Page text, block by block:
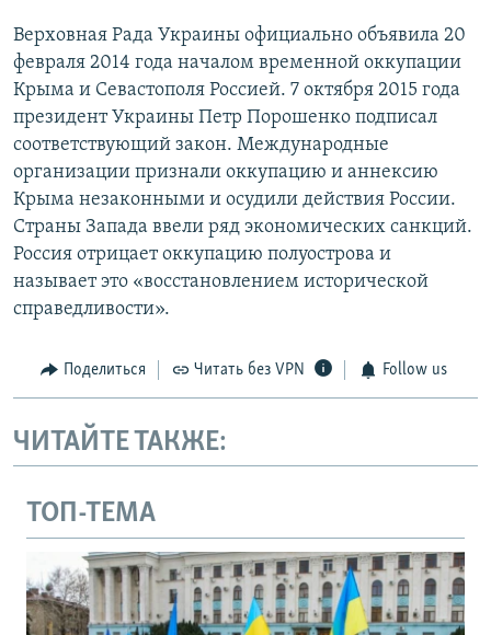
Верховная Рада Украины официально объявила 20
февраля 2014 года началом временной оккупации
Крыма и Севастополя Россией. 7 октября 2015 года
президент Украины Петр Порошенко подписал
соответствующий закон. Международные
организации признали оккупацию и аннексию
Крыма незаконными и осудили действия России.
Страны Запада ввели ряд экономических санкций.
Россия отрицает оккупацию полуострова и
называет это «восстановлением исторической
справедливости».
Поделиться Читать без VPN Follow us
ЧИТАЙТЕ ТАКЖЕ:
ТОП-ТЕМА